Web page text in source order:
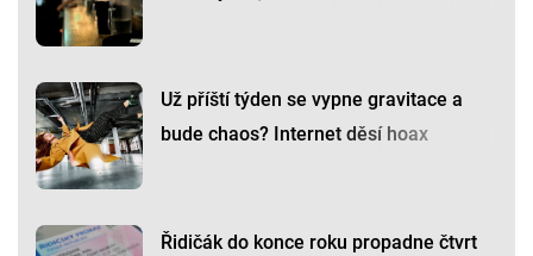
Už příští týden se vypne gravitace a
bude chaos? Internet děsí hoax
Řidičák do konce roku propadne čtvrt